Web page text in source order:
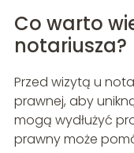
Co warto
notariusza?
Przed wizytą u
prawnej, aby
mogą wydłużyć
prawny może